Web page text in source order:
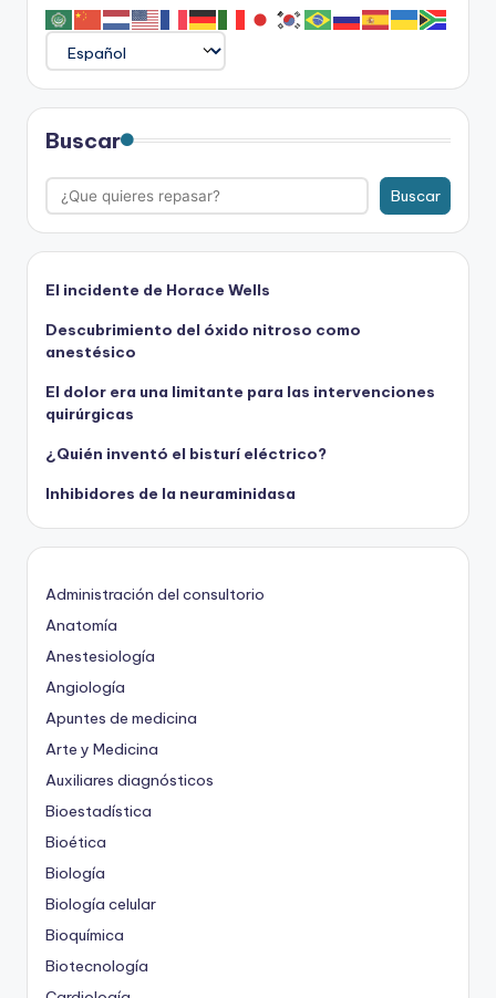
Buscar
Buscar
El incidente de Horace Wells
Descubrimiento del óxido nitroso como
anestésico
El dolor era una limitante para las intervenciones
quirúrgicas
¿Quién inventó el bisturí eléctrico?
Inhibidores de la neuraminidasa
Administración del consultorio
Anatomía
Anestesiología
Angiología
Apuntes de medicina
Arte y Medicina
Auxiliares diagnósticos
Bioestadística
Bioética
Biología
Biología celular
Bioquímica
Biotecnología